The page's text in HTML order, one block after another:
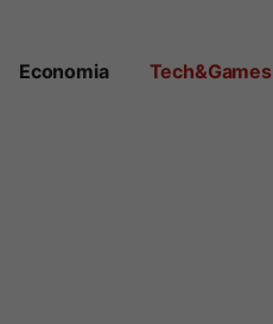
Economia Tech&Games